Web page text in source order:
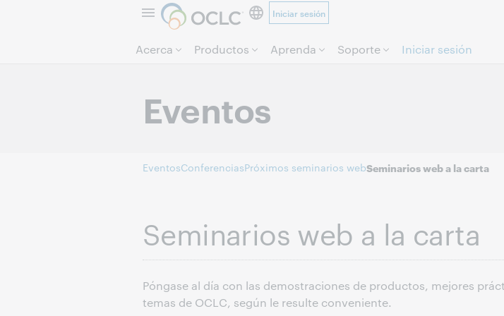
Iniciar sesión
Acerca Productos Aprenda Soporte Iniciar sesión
Eventos
EventosConferenciasPróximos seminarios webSeminarios web a la carta
Seminarios web a la carta
Póngase al día con las demostraciones de productos, mejores
temas de OCLC, según le resulte conveniente.